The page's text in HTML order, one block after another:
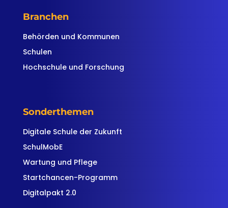
Branchen
Behörden und Kommunen
Schulen
Hochschule und Forschung
Sonderthemen
Digitale Schule der Zukunft
SchulMobE
Wartung und Pflege
Startchancen-Programm
Digitalpakt 2.0